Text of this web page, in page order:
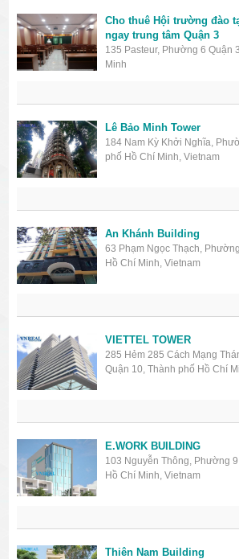
Cho thuê Hội trường đào
ngay trung tâm Quận 3
135 Pasteur, Phường 6 Quận
Minh
Lê Bảo Minh Tower
184 Nam Kỳ Khởi Nghĩa,
phố Hồ Chí Minh, Vietnam
An Khánh Building
63 Phạm Ngọc Thạch,
Hồ Chí Minh, Vietnam
VIETTEL TOWER
285 Hẻm 285 Cách Mạng
Quận 10, Thành phố Hồ Chí
E.WORK BUILDING
103 Nguyễn Thông, Phường
Hồ Chí Minh, Vietnam
Thiên Nam Building